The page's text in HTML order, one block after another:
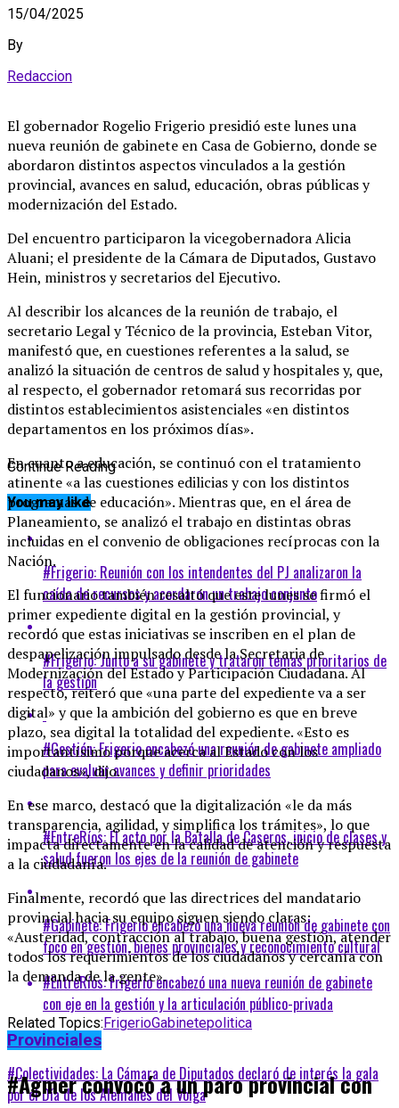
15/04/2025
By
Redaccion
El gobernador Rogelio Frigerio presidió este lunes una
nueva reunión de gabinete en Casa de Gobierno, donde se
abordaron distintos aspectos vinculados a la gestión
provincial, avances en salud, educación, obras públicas y
modernización del Estado.
Del encuentro participaron la vicegobernadora Alicia
Aluani; el presidente de la Cámara de Diputados, Gustavo
Hein, ministros y secretarios del Ejecutivo.
Al describir los alcances de la reunión de trabajo, el
secretario Legal y Técnico de la provincia, Esteban Vitor,
manifestó que, en cuestiones referentes a la salud, se
analizó la situación de centros de salud y hospitales y, que,
al respecto, el gobernador retomará sus recorridas por
distintos establecimientos asistenciales «en distintos
departamentos en los próximos días».
En cuanto a educación, se continuó con el tratamiento
atinente «a las cuestiones edilicias y con los distintos
programas de educación». Mientras que, en el área de
Planeamiento, se analizó el trabajo en distintas obras
incluidas en el convenio de obligaciones recíprocas con la
Nación.
El funcionario también resaltó que este lunes se firmó el
primer expediente digital en la gestión provincial, y
recordó que estas iniciativas se inscriben en el plan de
despapelización impulsado desde la Secretaria de
Modernización del Estado y Participación Ciudadana. Al
respecto, reiteró que «una parte del expediente va a ser
digital» y que la ambición del gobierno es que en breve
plazo, sea digital la totalidad del expediente. «Esto es
importantísimo porque acerca al Estado con los
ciudadanos», dijo.
En ese marco, destacó que la digitalización «le da más
transparencia, agilidad, y simplifica los trámites», lo que
impacta directamente en la calidad de atención y respuesta
a la ciudadanía.
Finalmente, recordó que las directrices del mandatario
provincial hacia su equipo siguen siendo claras:
«Austeridad, contracción al trabajo, buena gestión, atender
todos los requerimientos de los ciudadanos y cercanía con
la demanda de la gente».
Related Topics:FrigerioGabinetepolitica
Up Next
#Colectividades: La Cámara de Diputados declaró de interés la gala
por el Día de los Alemanes del Volga
Continue Reading
You may like
#Frigerio: Reunión con los intendentes del PJ analizaron la
caída de recursos y acordaron un trabajo conjunto
#Frigerio: Junto a su gabinete y trataron temas prioritarios de
la gestión
#Gestión: Frigerio encabezó una reunión de gabinete ampliado
para evaluar avances y definir prioridades
#EntreRíos: El acto por la Batalla de Caseros, inicio de clases y
salud fueron los ejes de la reunión de gabinete
#Gabinete: Frigerio encabezó una nueva reunión de gabinete con
foco en gestión, bienes provinciales y reconocimiento cultural
#EntreRíos: Frigerio encabezó una nueva reunión de gabinete
con eje en la gestión y la articulación público-privada
Provinciales
#Agmer convocó a un paro provincial con